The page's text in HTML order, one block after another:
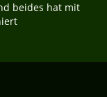
beides hat mit